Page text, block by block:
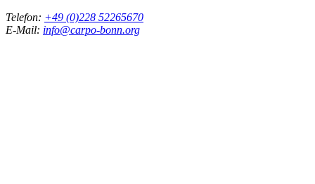
Telefon: +49 (0)228 52265670
E-Mail: info@carpo-bonn.org